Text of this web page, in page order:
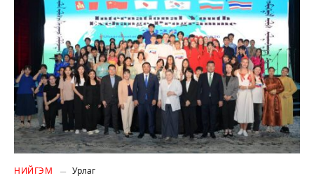
НИЙГЭМ Урлаг